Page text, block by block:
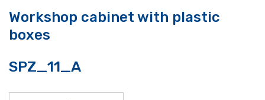
Workshop cabinet with plastic
boxes
SPZ_11_A